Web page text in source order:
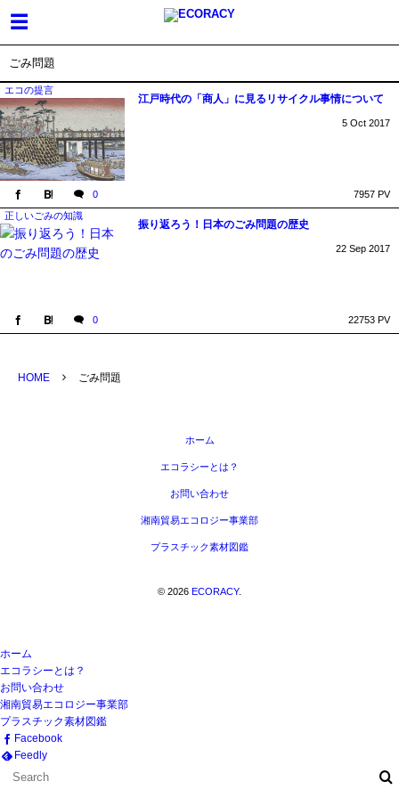
ごみ問題
エコの提言
江戸時代の「商人」に見るリサイクル事情について
5 Oct 2017
0
7957 PV
正しいごみの知識
振り返ろう！日本のごみ問題の歴史
22 Sep 2017
0 22753 PV
HOME ごみ問題
ホーム
エコラシーとは？
お問い合わせ
湘南貿易エコロジー事業部
プラスチック素材図鑑
© 2026 ECORACY.
ホーム
エコラシーとは？
お問い合わせ
湘南貿易エコロジー事業部
プラスチック素材図鑑
Facebook
Feedly